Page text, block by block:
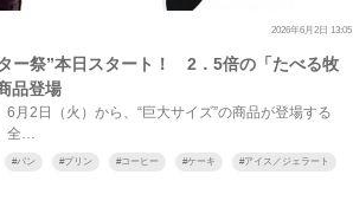
2026年6月2日 13:05
ー祭”本日スタート！ 2．5倍の「たべる牧
品登場
月2日（火）から、“巨大サイズ”の商品が登場する
全…
#パン #プリン #コーヒー #ケーキ #アイス／ジェラート